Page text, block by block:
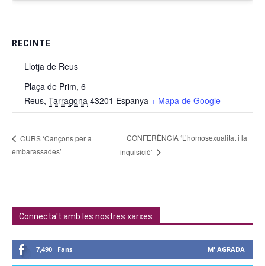
RECINTE
Llotja de Reus
Plaça de Prim, 6
Reus, Tarragona 43201 Espanya + Mapa de Google
CURS ‘Cançons per a
embarassades’
CONFERÈNCIA ‘L’homosexualitat i la
inquisició’
Connecta't amb les nostres xarxes
7,490 Fans M' AGRADA